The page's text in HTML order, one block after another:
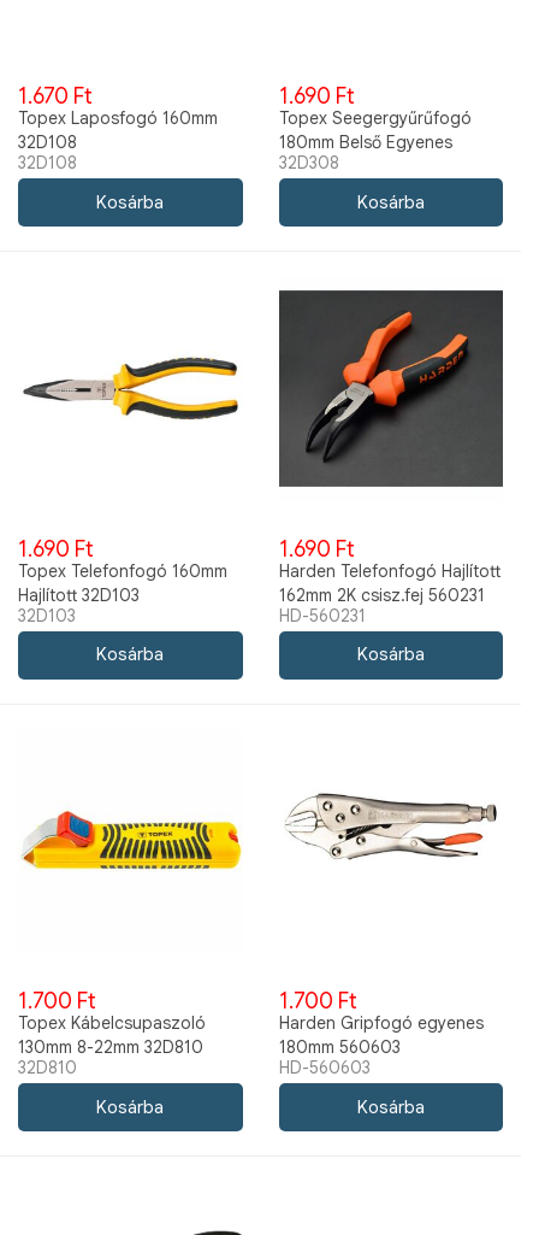
1.670 Ft
Topex Laposfogó 160mm
32D108
32D108
1.690 Ft
Topex Seegergyűrűfogó
180mm Belső Egyenes
32D308
32D308
1.690 Ft
Topex Telefonfogó 160mm
Hajlított 32D103
32D103
1.690 Ft
Harden Telefonfogó Hajlított
162mm 2K csisz.fej 560231
HD-560231
1.700 Ft
Topex Kábelcsupaszoló
130mm 8-22mm 32D810
32D810
1.700 Ft
Harden Gripfogó egyenes
180mm 560603
HD-560603